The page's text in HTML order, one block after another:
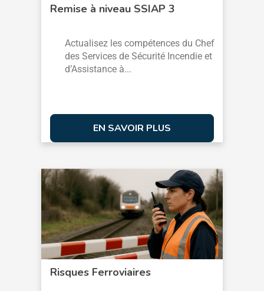
Remise à niveau SSIAP 3
Actualisez les compétences du Chef
des Services de Sécurité Incendie et
d’Assistance à...
EN SAVOIR PLUS
Risques Ferroviaires